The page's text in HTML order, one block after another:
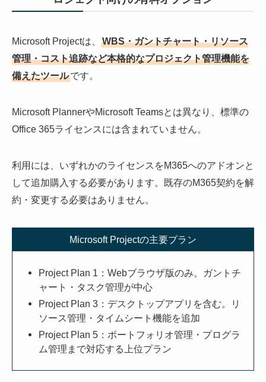
Microsoft Projectは、
WBS・ガントチャート・リソース
管理・コスト追跡など本格的なプロジェクト管理機能を
備えたツールです。
Microsoft PlannerやMicrosoft Teamsとは異なり、標準の
Office 365ライセンスには含まれていません。
利用には、いずれかのライセンスをM365へのアドオンと
して追加購入する必要があります。既存のM365契約を解
約・変更する必要はありません。
Microsoft Projectの主要プラン
Project Plan 1：Webブラウザ版のみ。ガントチ
ャート・タスク管理が中心
Project Plan 3：デスクトップアプリを含む。リ
ソース管理・タイムシート機能を追加
Project Plan 5：ポートフォリオ管理・プログラ
ム管理まで対応する上位プラン